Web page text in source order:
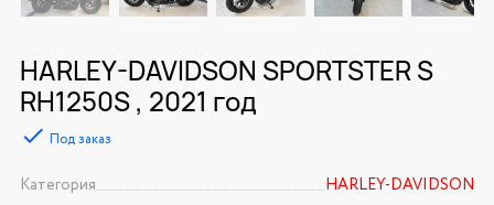
HARLEY-DAVIDSON SPORTSTER S
RH1250S , 2021 год
Под заказ
Категория
HARLEY-DAVIDSON